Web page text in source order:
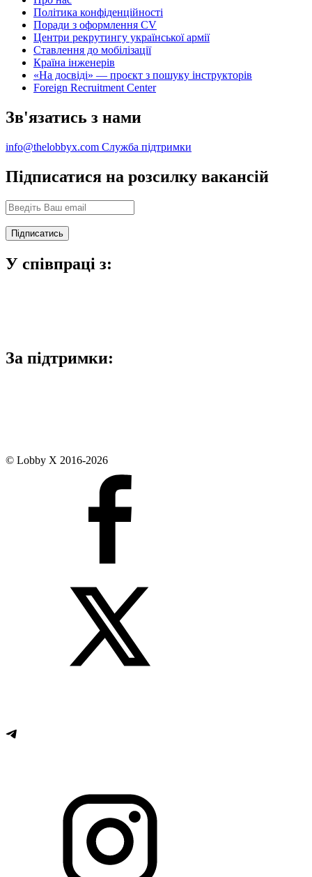
Політика конфіденційності
Поради з оформлення CV
Центри рекрутингу української армії
Ставлення до мобілізації
Країна інженерів
«На досвіді» — проєкт з пошуку інструкторів
Foreign Recruitment Center
Зв'язатись з нами
info@thelobbyx.com Служба підтримки
Підписатися на розсилку вакансій
У співпраці з:
За підтримки:
© Lobby X 2016-2026